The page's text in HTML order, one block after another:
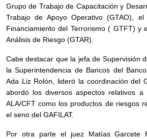
Grupo de Trabajo de Capacitación y
Trabajo de Apoyo Operativo (GTAO),
Financiamiento del Terrorismo ( GTFT) y
Análisis de Riesgo (GTAR).
Cabe destacar que la jefa de Supervisión
la Superintendencia de Bancos del
Ada Liz Rolón, lideró la coordinación del
abordó los diversos aspectos relativos
ALA/CFT como los productos de riesgos
el seno del GAFILAT.
Por otra parte el juez Matías Garcete